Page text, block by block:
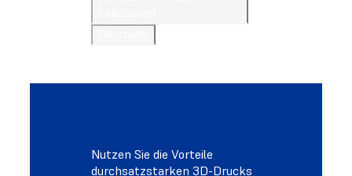
Nutzen Sie die Vorteile
durchsatzstarken 3D-Drucks